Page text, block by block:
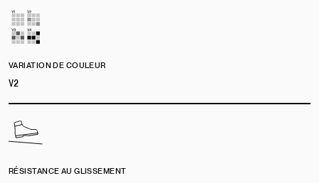
VARIATION DE COULEUR
V2
RÉSISTANCE AU GLISSEMENT